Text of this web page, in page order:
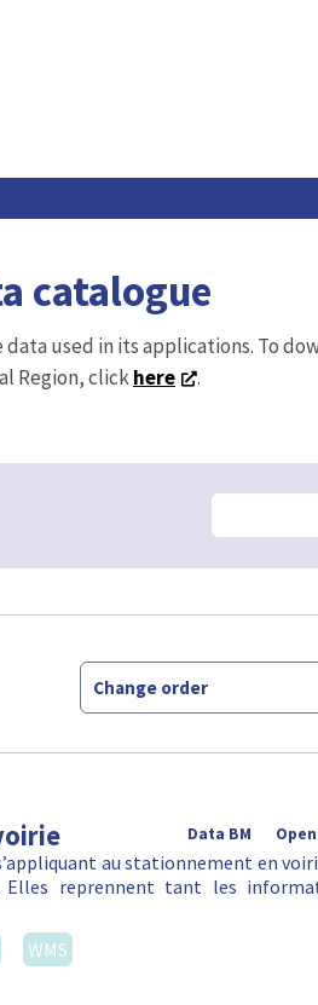
catalogue
used in its applications. To
Region, clickhere .
Change order
Data BM
au stationnement en
Elles reprennent tant les
WMS